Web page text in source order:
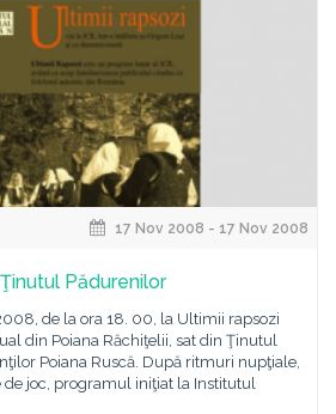
17 Nov 2008 - 17 Nov 2008
Pădurenilor
de la ora 18. 00, la Ultimii rapsozi
din Poiana Răchiţelii, sat din Ţinutul
Poiana Ruscă. După ritmuri nupţiale,
de joc, programul iniţiat la Institutul